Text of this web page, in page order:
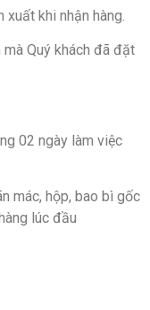
khi nhận hàng.
Quý khách đã đặt
02 ngày làm việc
mác, hộp, bao bì gốc
lúc đầu